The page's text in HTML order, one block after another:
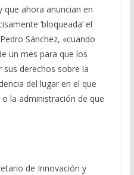
que ahora anuncian en
‘bloqueada’ el
Sánchez, «cuando
un mes para que los
sus derechos sobre la
del lugar en el que
la administración de que
de Innovación y